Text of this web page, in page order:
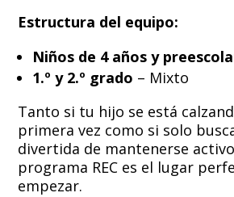
Estructura del equipo:
Niños de 4 años y
1.º y 2.º grado – Mixto
Tanto si tu hijo se está
primera vez como si solo
divertida de mantenerse
programa REC es el lugar
empezar.